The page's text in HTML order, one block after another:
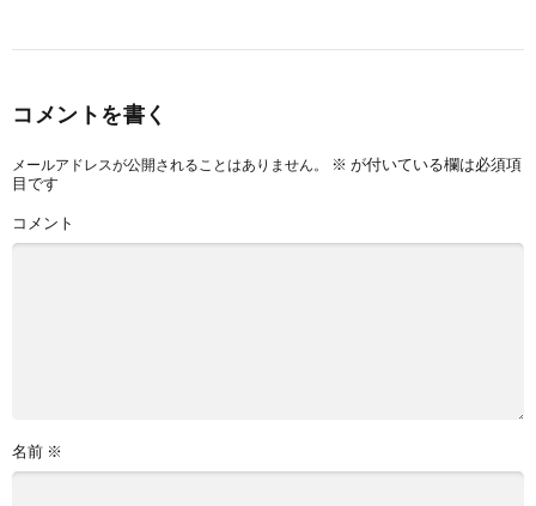
コメントを書く
メールアドレスが公開されることはありません。 ※ が付いている欄は必須項
目です
コメント
名前 ※